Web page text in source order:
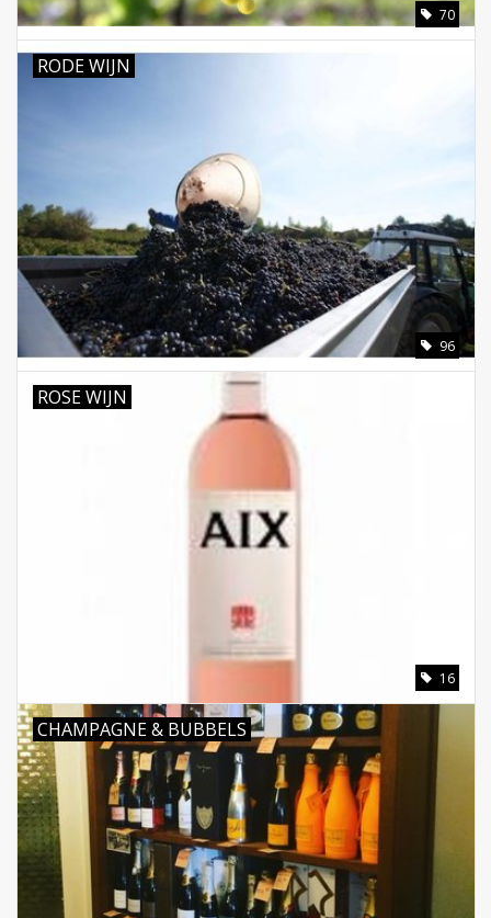
70
RODE WIJN
96
ROSE WIJN
16
CHAMPAGNE & BUBBELS